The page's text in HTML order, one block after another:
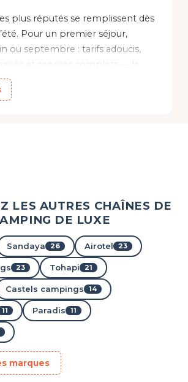
, Bretagne
tarifaire disponible
Western
, Nouvelle-Aquitaine
★ 4.1/5 (1014 avis)
tarifaire disponible
plus réputés se remplissent dès
Pour un premier séjour,
ou septembre : tarifs adoucis,
et services complets — la
du camping de luxe, sans la haute
LES AUTRES CHAÎNES DE
DE LUXE
Sandaya 26 Airotel 23
23 Tohapi 21
Castels campings 14
11 Paradis 11
marques